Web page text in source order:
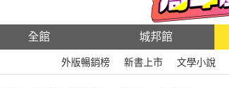
全館 城邦館
外版暢銷榜 新書上市 文學小說